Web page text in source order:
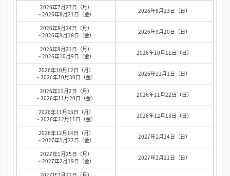
2026年7月27日（月）
~ 2026年8月21日（金）
2026年8月23日（日）
2026年8月24日（月）
~ 2026年9月18日（金）
2026年9月20日（日）
2026年9月21日（月）
~ 2026年10月9日（金）
2026年10月11日（日）
2026年10月12日（月）
~ 2026年10月30日（金）
2026年11月1日（日）
2026年11月2日（月）
~ 2026年11月20日（金）
2026年11月22日（日）
2026年11月23日（月）
~ 2026年12月11日（金）
2026年12月13日（日）
2026年12月14日（月）
~ 2027年1月22日（金）
2027年1月24日（日）
2027年1月25日（月）
~ 2027年2月19日（金）
2027年2月21日（日）